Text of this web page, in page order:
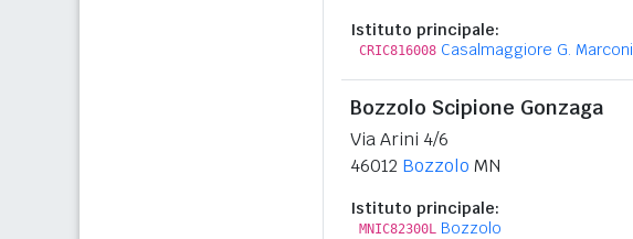
Istituto principale:
CRIC816008 Casalmaggiore G. Marconi
Bozzolo Scipione Gonzaga
Via Arini 4/6
46012 Bozzolo MN
Istituto principale:
MNIC82300L Bozzolo